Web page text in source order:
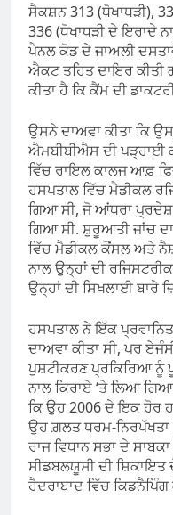
ਸੈਕਸ਼ਨ 313 (ਧੋਖਾਧੜੀ),
336 (ਧੋਖਾਧੜੀ ਦੇ ਇਰਾਦੇ
ਪੈਨਲ ਕੋਡ ਦੇ ਜਾਅਲੀ
ਐਕਟ ਤਹਿਤ ਦਾਇਰ ਕੀਤੀ
ਕੀਤਾ ਹੈ ਕਿ ਕੈਂਮ ਦੀ
ਉਸਨੇ ਦਾਅਵਾ ਕੀਤਾ ਕਿ
ਐਮਬੀਬੀਐਸ ਦੀ ਪੜ੍ਹਾਈ
ਵਿੱਚ ਰਾਇਲ ਕਾਲਜ ਆਫ਼
ਹਸਪਤਾਲ ਵਿੱਚ ਮੈਡੀਕਲ
ਗਿਆ ਸੀ, ਜੋ ਆਂਧਰਾ
ਗਿਆ ਸੀ. ਸ਼ੁਰੂਆਤੀ ਜਾਂਚ
ਵਿੱਚ ਮੈਡੀਕਲ ਕੌਂਸਲ ਅਤੇ
ਨਾਲ ਉਨ੍ਹਾਂ ਦੀ
ਉਨ੍ਹਾਂ ਦੀ ਸਿਖਲਾਈ ਬਾਰੇ
ਹਸਪਤਾਲ ਨੇ ਇੱਕ
ਦਾਅਵਾ ਕੀਤਾ ਸੀ, ਪਰ
ਪੁਸ਼ਟੀਕਰਣ ਪ੍ਰਕਿਰਿਆ ਨੂੰ
ਨਾਲ ਕਿਰਾਏ ‘ਤੇ ਲਿਆ
ਕਿ ਉਹ 2006 ਦੇ ਇਕ ਹੋਰ
ਉਹ ਗ਼ਲਤ ਧਰਮ-ਨਿਰਪੱਖਤਾ
ਰਾਜ ਵਿਧਾਨ ਸਭਾ ਦੇ
ਸੀਡਬਲਯੂਸੀ ਦੀ
ਹੈਦਰਾਬਾਦ ਵਿੱਚ